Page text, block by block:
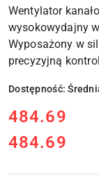
Wentylator
wysokowydajny
Wyposażony w
precyzyjną
Dostępność:
cena:
484.69
Cena:
484.69